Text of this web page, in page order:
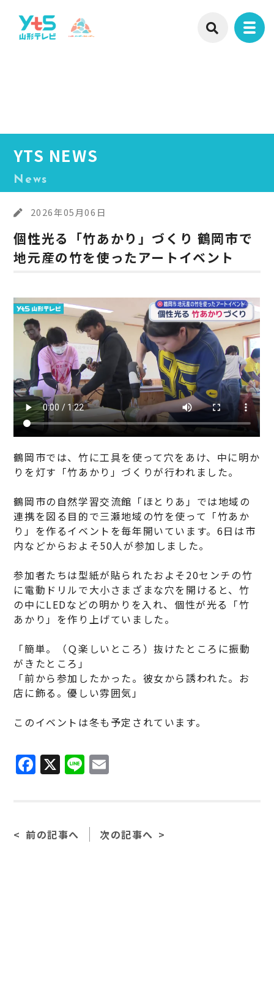
YTS NEWS
News
2026年05月06日
個性光る「竹あかり」づくり 鶴岡市で
地元産の竹を使ったアートイベント
鶴岡市では、竹に工具を使って穴をあけ、中に明か
りを灯す「竹あかり」づくりが行われました。
鶴岡市の自然学習交流館「ほとりあ」では地域の
連携を図る目的で三瀬地域の竹を使って「竹あか
り」を作るイベントを毎年開いています。6日は市
内などからおよそ50人が参加しました。
参加者たちは型紙が貼られたおよそ20センチの竹
に電動ドリルで大小さまざまな穴を開けると、竹
の中にLEDなどの明かりを入れ、個性が光る「竹
あかり」を作り上げていました。
「簡単。（Ｑ楽しいところ）抜けたところに振動
がきたところ」
「前から参加したかった。彼女から誘われた。お
店に飾る。優しい雰囲気」
このイベントは冬も予定されています。
F
a
b
X Li
n
前の記事へ 次の記事へ